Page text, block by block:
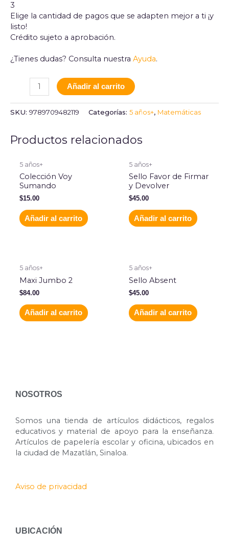
3
Elige la cantidad de pagos que se adapten mejor a ti ¡y
listo!
Crédito sujeto a aprobación.
¿Tienes dudas? Consulta nuestra Ayuda.
Añadir al carrito
SKU: 9789709482119 Categorías: 5 años+, Matemáticas
Productos relacionados
5 años+
Colección Voy
Sumando
$15.00
Añadir al carrito
5 años+
Sello Favor de Firmar
y Devolver
$45.00
Añadir al carrito
5 años+
Maxi Jumbo 2
$84.00
Añadir al carrito
5 años+
Sello Absent
$45.00
Añadir al carrito
NOSOTROS
Somos una tienda de artículos didácticos, regalos
educativos y material de apoyo para la enseñanza.
Artículos de papelería escolar y oficina, ubicados en
la ciudad de Mazatlán, Sinaloa.
Aviso de privacidad
UBICACIÓN